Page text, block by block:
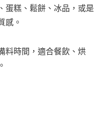
蛋糕、鬆餅、冰品，或是
感。
料時間，適合餐飲、烘